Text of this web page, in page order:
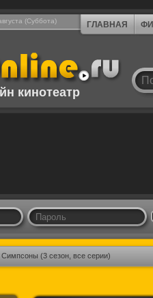
(Суббота) ГЛАВНАЯ
кинотеатр
(3 сезон, все серии)